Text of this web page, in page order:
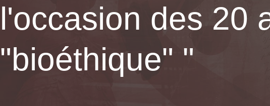
l'occasion des 20
"bioéthique" "